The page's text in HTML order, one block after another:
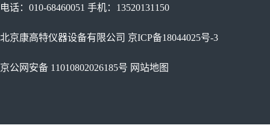
电话：010-68460051 手机：13520131150
北京康高特仪器设备有限公司 京ICP备18044025号-3
京公网安备 11010802026185号 网站地图